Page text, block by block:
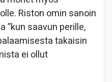
Riston omin sanoin
”kun saavun perille,
takaisin
ei ollut